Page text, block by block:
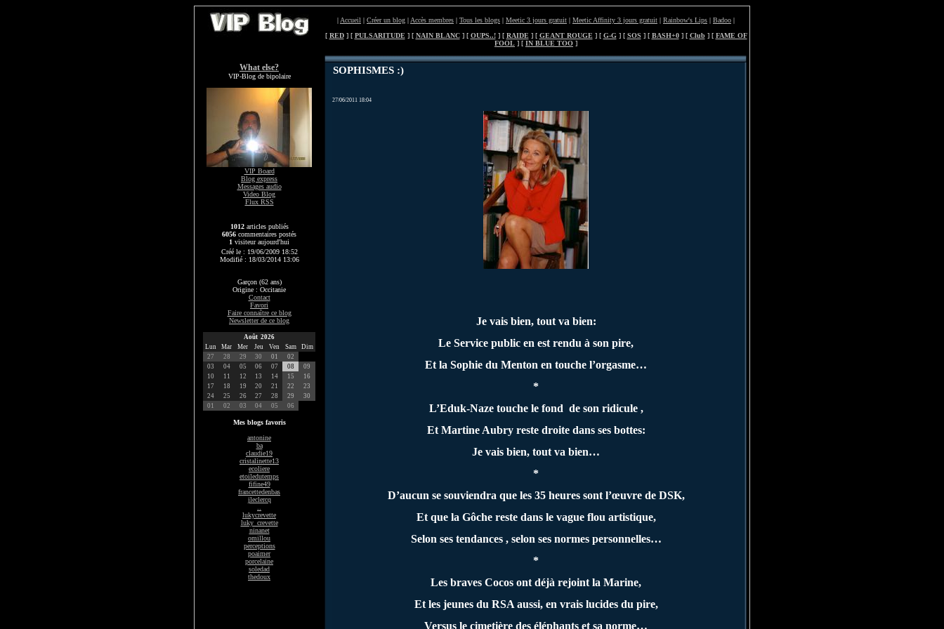
What else?
VIP-Blog de bipolaire
VIP Board
Blog express
Messages audio
Video Blog
Flux RSS
1012articles publiés
6056 commentaires postés
1 visiteur aujourd'hui
Créé le : 19/06/2009 18:52
Modifié : 18/03/2014 13:06
Garçon (62 ans)
Origine : Occitanie
Contact
Favori
Faire connaître ce blog
Newsletter de ce blog
Août 2026
Lun
Mar Mer Jeu Ven Sam
Dim
27
28 29 30 01
02
03
04 05 06 07 08
09
10
11 12 13 14 15
16
17
18 19 20 21 22
23
24
25 26 27 28 29
30
01
02 03 04 05 06
Mes blogs favoris
antonine
ba
claudie19
cristalinette13
ecoliere
etoiledutemps
fifine49
francettedenbas
jleclercq
lukycrevette
luky_crevette
ninanet
omillou
perceptions
poaimer
porcelaine
soledad
thedoux
| Accueil | Créer un blog | Accès membres | Tous les blogs | Meetic 3 jours gratuit | Meetic Affinity 3 jours gratuit | Rainbow's Lips | Badoo |
[ RED] [ PULSARITUDE ] [ NAIN BLANC] [ OUPS..!] [ RAIDE ] [ GEANT ROUGE ] [ G-G] [ SOS ] [ BASH+0] [ Club] [ FAME OF
FOOL ] [ IN BLUE TOO ]
SOPHISMES :)
27/06/2011 18:04
Je vais bien, tout va bien:
Le Service public en est rendu à son pire,
Et la Sophie du Menton en touche l’orgasme…
*
L’Eduk-Naze touche le fond de son ridicule ,
Et Martine Aubry reste droite dans ses bottes:
Je vais bien, tout va bien…
*
D’aucun se souviendra que les 35 heures sont l’œuvre de DSK,
Et que la Gôche reste dans le vague flou artistique,
Selon ses tendances , selon ses normes personnelles…
*
Les braves Cocos ont déjà rejoint la Marine,
Et les jeunes du RSA aussi, en vrais lucides du pire,
Versus le cimetière des éléphants et sa norme…